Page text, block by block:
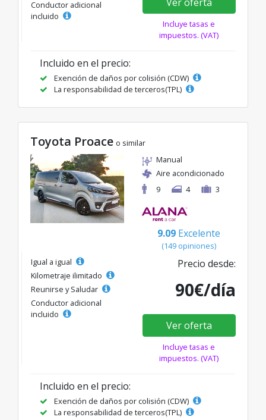
Conductor adicional
incluido
Incluye tasas e
impuestos. (VAT)
Incluido en el precio:
Exención de daños por colisión (CDW)
La responsabilidad de terceros(TPL)
Toyota Proace o similar
Manual
Aire acondicionado
9
4 3
9.09 Excelente
(149 opiniones)
Igual a igual
Kilometraje ilimitado
Reunirse y Saludar
Conductor adicional
incluido
Precio desde:
90€/día
Ver oferta
Incluye tasas e
impuestos. (VAT)
Incluido en el precio:
Exención de daños por colisión (CDW)
La responsabilidad de terceros(TPL)